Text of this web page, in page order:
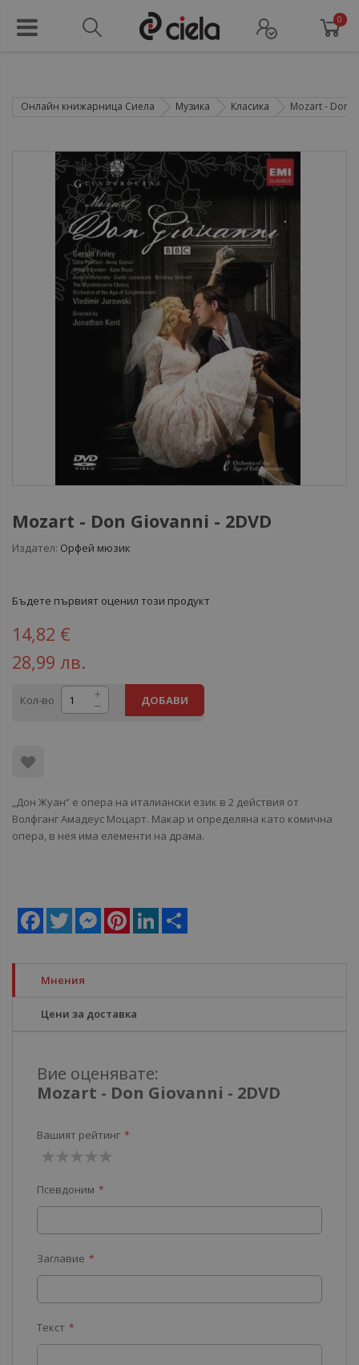
0
Онлайн книжарница Сиела Музика Класика Mozart - Don
Mozart - Don Giovanni - 2DVD
Издател: Орфей мюзик
Бъдете първият оценил този продукт
14,82 €
28,99 лв.
Кол-во ДОБАВИ
„Дон Жуан“ е опера на италиански език в 2 действия от
Волфганг Амадеус Моцарт. Макар и определяна като комична
опера, в нея има елементи на драма.
Facebook
Twitter MessengerPinterestLinkedIn
Мнения
Цени за доставка
Вие оценявате:
Mozart - Don Giovanni - 2DVD
Вашият рейтинг
звезда
звезди
звезди
звезди
звезди
Псевдоним
Заглавие
Текст